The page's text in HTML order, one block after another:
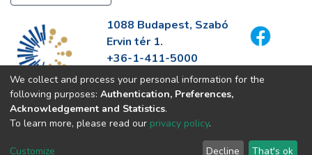
1088 Budapest, Szabó
Ervin tér 1.
+36-1-411-5000
info@fszek.hu
https://fszek.hu
We collect and process your personal information for the
following purposes: Authentication, Preferences,
Acknowledgement and Statistics.
To learn more, please read our privacy policy.
Customize Decline That's ok